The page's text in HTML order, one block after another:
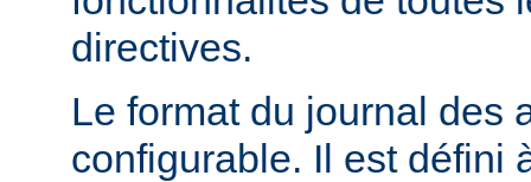
directives.
Le format du journal des
configurable. Il est défini